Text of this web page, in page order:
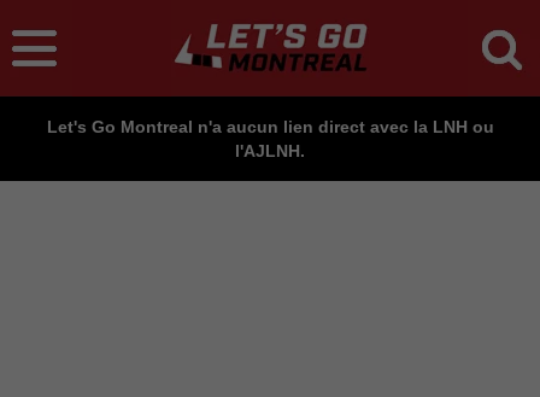
Let's Go Montreal n'a aucun lien direct avec la LNH ou
l'AJLNH.